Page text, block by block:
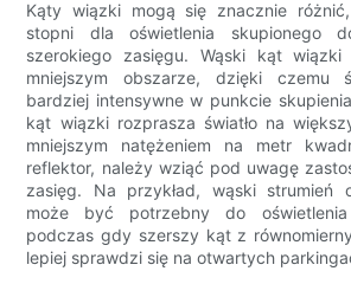
Kąty wiązki mogą się znacznie
stopni dla oświetlenia skupionego
szerokiego zasięgu. Wąski kąt
mniejszym obszarze, dzięki czemu
bardziej intensywne w punkcie
kąt wiązki rozprasza światło na
mniejszym natężeniem na metr
reflektor, należy wziąć pod uwagę
zasięg. Na przykład, wąski strumień
może być potrzebny do
podczas gdy szerszy kąt z
lepiej sprawdzi się na otwartych